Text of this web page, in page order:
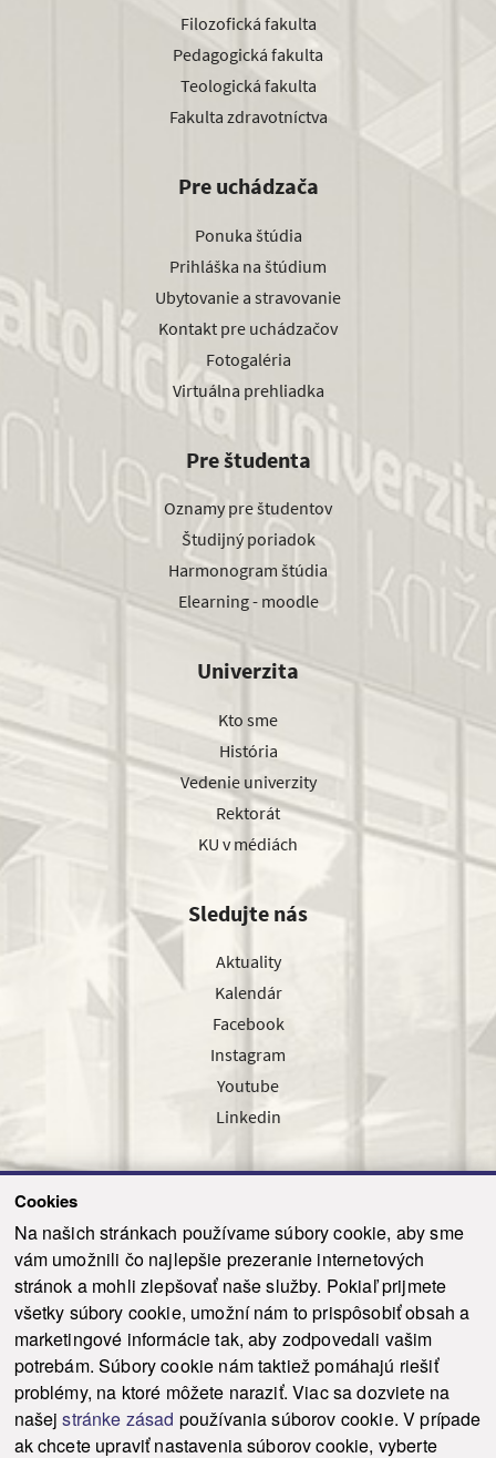
Cookies
Na našich stránkach používame súbory cookie, aby sme
vám umožnili čo najlepšie prezeranie internetových
stránok a mohli zlepšovať naše služby. Pokiaľ prijmete
všetky súbory cookie, umožní nám to prispôsobiť obsah a
marketingové informácie tak, aby zodpovedali vašim
potrebám. Súbory cookie nám taktiež pomáhajú riešiť
problémy, na ktoré môžete naraziť. Viac sa dozviete na
našejstránke zásad používania súborov cookie. V prípade
ak chcete upraviť nastavenia súborov cookie, vyberte
Filozofická fakulta
Pedagogická fakulta
Teologická fakulta
Fakulta zdravotníctva
Pre uchádzača
Ponuka štúdia
Prihláška na štúdium
Ubytovanie a stravovanie
Kontakt pre uchádzačov
Fotogaléria
Virtuálna prehliadka
Pre študenta
Oznamy pre študentov
Študijný poriadok
Harmonogram štúdia
Elearning - moodle
Univerzita
Kto sme
História
Vedenie univerzity
Rektorát
KU v médiách
Sledujte nás
Aktuality
Kalendár
Facebook
Instagram
Youtube
Linkedin
Odoslať
© 2021-2026 ku.sk. Všetky práva vyhradené. | Ochrana osobných údajov